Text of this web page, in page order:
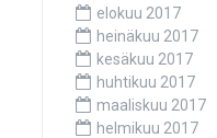
elokuu 2017
heinäkuu 2017
kesäkuu 2017
huhtikuu 2017
maaliskuu 2017
helmikuu 2017